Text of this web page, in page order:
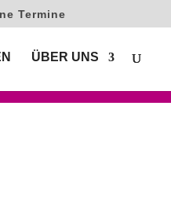
Termine
ÜBER UNS